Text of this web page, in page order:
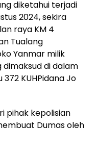
diketahui terjadi
2024, sekira
raya KM 4
Tualang
Yanmar milik
dimaksud di dalam
KUHPidana Jo
pihak kepolisian
Dumas oleh